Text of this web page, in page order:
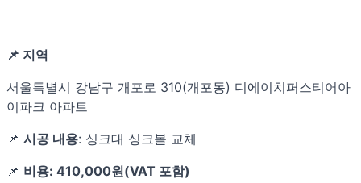
📌 지역
서울특별시 강남구 개포로 310(개포동) 디에이치퍼스티어아
이파크 아파트
📌 시공 내용: 싱크대 싱크볼 교체
📌 비용: 410,000원(VAT 포함)